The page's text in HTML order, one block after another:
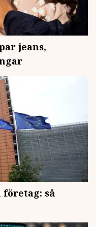
jeans,
företag: så